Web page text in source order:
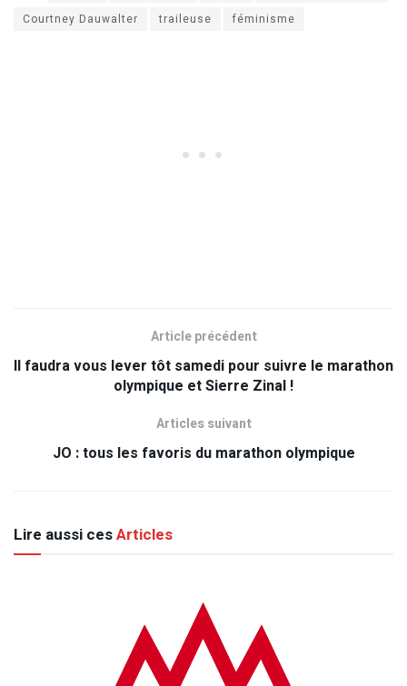
Courtney Dauwalter
traileuse féminisme
Article précédent
Il faudra vous lever tôt samedi pour suivre le marathon
olympique et Sierre Zinal !
Articles suivant
JO : tous les favoris du marathon olympique
Lire aussi cesArticles